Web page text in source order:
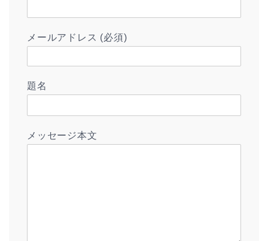
メールアドレス (必須)
題名
メッセージ本文